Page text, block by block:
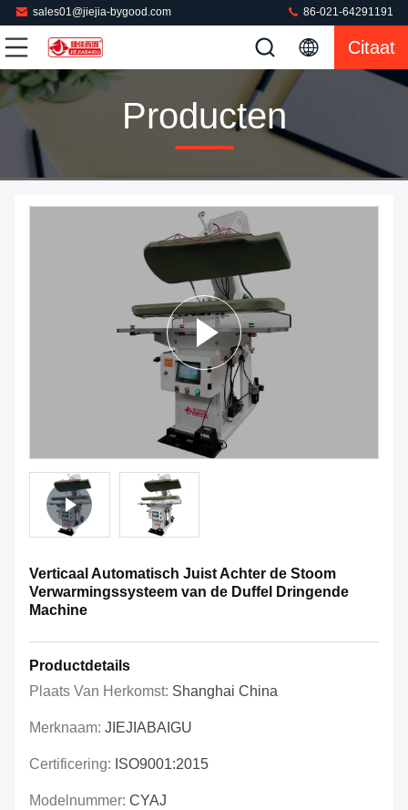
sales01@jiejia-bygood.com 86-021-64291191
Citaat
Producten
Verticaal Automatisch Juist Achter de Stoom
Verwarmingssysteem van de Duffel Dringende
Machine
Productdetails
Plaats Van Herkomst: Shanghai China
Merknaam: JIEJIABAIGU
Certificering: ISO9001:2015
Modelnummer: CYAJ